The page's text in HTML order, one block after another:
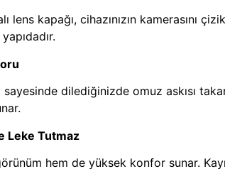
lens kapağı, cihazınızın kamerasını
sayesinde dilediğinizde omuz askısı
Leke Tutmaz
hem de yüksek konfor sunar.